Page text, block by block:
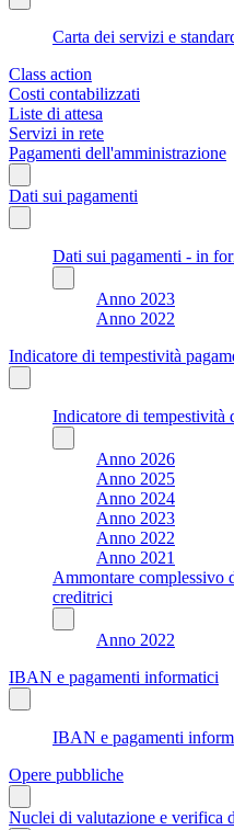
Carta dei servizi e
Class action
Costi contabilizzati
Liste di attesa
Servizi in rete
Pagamenti dell'amministrazione
Dati sui pagamenti
Dati sui pagamenti - in
Anno 2023
Anno 2022
Indicatore di tempestività
Indicatore di tempestività
Anno 2026
Anno 2025
Anno 2024
Anno 2023
Anno 2022
Anno 2021
Ammontare complessivo
creditrici
Anno 2022
IBAN e pagamenti informatici
IBAN e pagamenti
Opere pubbliche
Nuclei di valutazione e verifica